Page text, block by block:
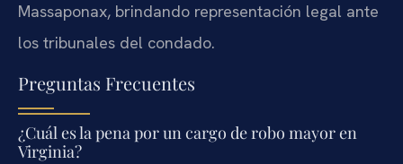
Massaponax, brindando representación legal ante
los tribunales del condado.
Preguntas Frecuentes
¿Cuál es la pena por un cargo de robo mayor en
Virginia?